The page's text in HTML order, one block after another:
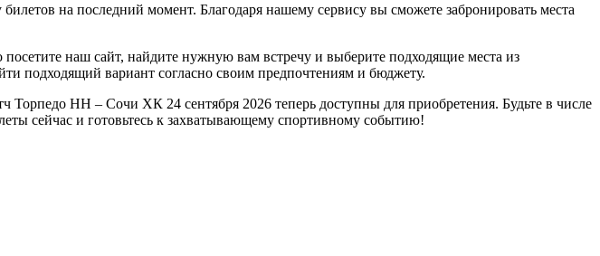
на последний момент. Благодаря нашему сервису вы сможете забронировать места
наш сайт, найдите нужную вам встречу и выберите подходящие места из
подходящий вариант согласно своим предпочтениям и бюджету.
НН – Сочи ХК 24 сентября 2026 теперь доступны для приобретения. Будьте в числе
сейчас и готовьтесь к захватывающему спортивному событию!